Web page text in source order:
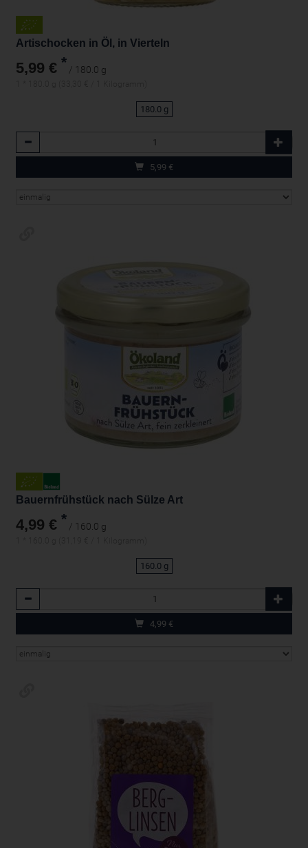
Artischocken in Öl, in Vierteln
5,99 € * / 180.0 g
180.0 g
5,99 €
Bauernfrühstück nach Sülze Art
4,99 € * / 160.0 g
160.0 g
4,99 €